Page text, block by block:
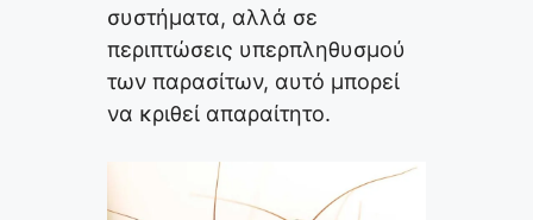
συστήματα, αλλά σε
περιπτώσεις υπερπληθυσμού
των παρασίτων, αυτό μπορεί
να κριθεί απαραίτητο.